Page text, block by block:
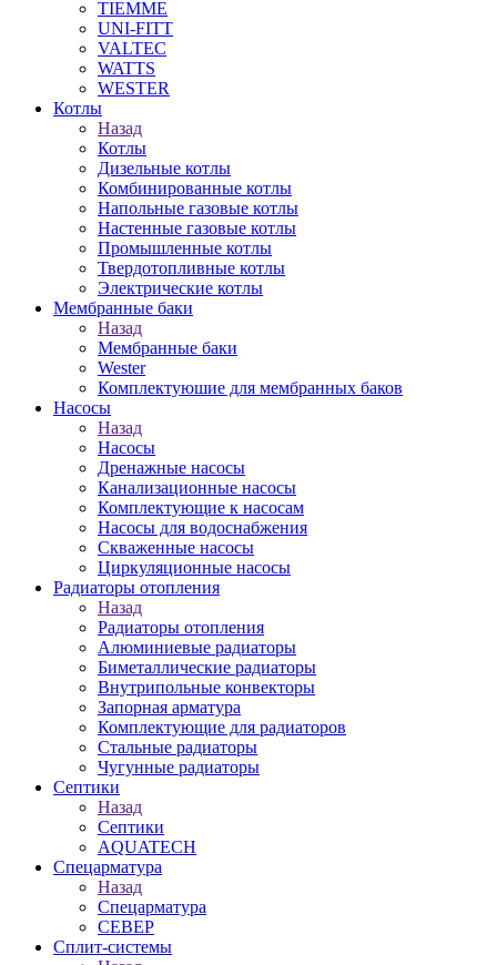
TIEMME
UNI-FITT
VALTEC
WATTS
WESTER
Котлы
Назад
Котлы
Дизельные котлы
Комбинированные котлы
Напольные газовые котлы
Настенные газовые котлы
Промышленные котлы
Твердотопливные котлы
Электрические котлы
Мембранные баки
Назад
Мембранные баки
Wester
Комплектуюшие для мембранных баков
Насосы
Назад
Насосы
Дренажные насосы
Канализационные насосы
Комплектующие к насосам
Насосы для водоснабжения
Скваженные насосы
Циркуляционные насосы
Радиаторы отопления
Назад
Радиаторы отопления
Алюминиевые радиаторы
Биметаллические радиаторы
Внутрипольные конвекторы
Запорная арматура
Комплектующие для радиаторов
Стальные радиаторы
Чугунные радиаторы
Септики
Назад
Септики
AQUATECH
Спецарматура
Назад
Спецарматура
СЕВЕР
Сплит-системы